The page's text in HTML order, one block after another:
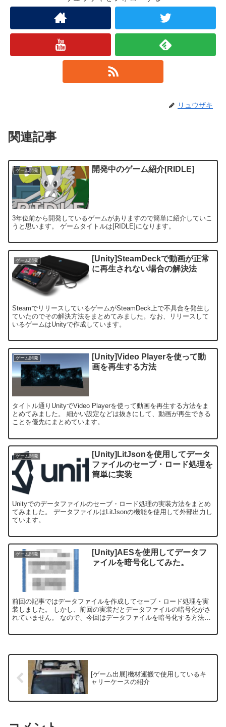
リュウザキ
関連記事
ゲーム開発 開発中のゲーム紹介[RIDLE]
3年位前から開発しているゲームがありますので簡単に紹介していこ
うと思います。 ゲームタイトルは[RIDLE]になります。
ゲーム開発
[Unity]SteamDeckで動画が正常
に再生されない場合の解決法
SteamでリリースしているゲームがSteamDeck上で不具合を発生し
ていたのでその解決方法をまとめてみました。なお、リリースして
いるゲームはUnityで作成しています。
ゲーム開発
[Unity]Video Playerを使って動
画を再生する方法
タイトル通りUnityでVideo Playerを使って動画を再生する方法をま
とめてみました。 細かい設定などは抜きにして、動画が再生できる
ことを優先にまとめています。
ゲーム開発
[Unity]LitJsonを使用してデータ
ファイルのセーブ・ロード処理を
簡単に実装
Unityでのデータファイルのセーブ・ロード処理の実装方法をまとめ
てみました。 データファイルはLitJsonの機能を使用して外部出力し
ています。
ゲーム開発
[Unity]AESを使用してデータフ
ァイルを暗号化してみた。
前回の記事ではデータファイルを作成してセーブ・ロード処理を実
装しました。 しかし、前回の実装だとデータファイルの暗号化がさ
れていません。 なので、今回はデータファイルを暗号化する方法を
[ゲーム出展]機材運搬で使用しているキ
ャリーケースの紹介